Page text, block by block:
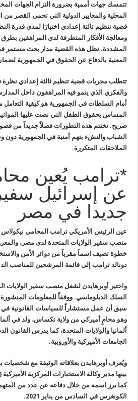
تتمسك جهات أممية بضرورة التزام الجهات
المحلية والمعايير الدولية التي تحمي القصر من
قضية تنظيم ثالثة إعدادي اختبارًا لمدى قدرة
ومعالجة الأفكار المتطرفة لدى المراهقين
المشددة. تظل هذه القضية مدار بحث مستمر
المعنية بالدفاع عن الحقوق في الجمهورية لضمان
تتطلب مجريات قضية تنظيم ثالثة إعدادي نظرة
والفكري الذي ينمو فيه المراهقون داخل
أمام السلطات في الجمهورية هو كيفية التعامل
المساس بحقوق الطفل التي نصت عليها
صريح. تختتم هذه التطورات فصلاً جديداً من
الشباب والنشء بتهم أمنية في الجمهورية دون
الملاحقات المتكررة.
*ترامب يُعين
عن إسرائيل
جديدا في مصر
عين الرئيس الأمريكي ترامب المحامي
منصب سفير الولايات المتحدة لدى مصر،
خطوة تضيف اسماً مقرباً من دوائر الأمن
دونالد ترامب إلى قائمة المرشحين للمناصب
واختير أوبرهايدن لشغل منصب سفير
السلك الدبلوماسي. ووفقاً للمعلومات
سبق أن عمل مستشاراً للسياسات القانونية في
وهو محامٍ أميركي من ولاية تكساس، ولد في
ألمانيا والولايات المتحدة، كما يدرس القانون
الجامعات الأميركية والأوروبية.
ويُعرف أوبرهايدن بعلاقاته الوثيقة مع شخصيات
بينها مدير وكالة الاستخبارات المركزية
كما برز اسمه من خلال دفاعه عن عدد من
الكونغرس في السادس من يناير 2021
.